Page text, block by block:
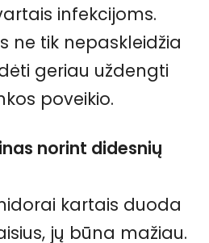
infekcijoms.
ne tik nepaskleidžia
geriau uždengti
poveikio.
norint didesnių
kartais duoda
jų būna mažiau.